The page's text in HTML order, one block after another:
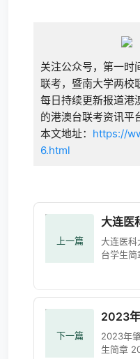
关注公众号，第一时
联考，暨南大学两校
每日持续更新报道港
的港澳台联考资讯平
本文地址： https://
6.html
上一篇
大连医
大连医
台学生简章
下一篇
2023
2023年
生简章 2023-02-21 14:51 请您下载阅